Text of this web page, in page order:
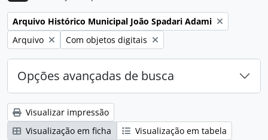
Remover filtro:
Arquivo Histórico Municipal João Spadari Adami
Remover filtro:
Arquivo Remover filtro:
Com objetos digitais
Opções avançadas de busca
Visualizar impressão
Visualização em ficha
Visualização em tabela